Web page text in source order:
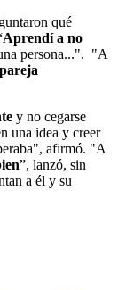
qué
Aprendí a no
persona...". "A
y no cegarse
una idea y creer
afirmó. "A
”, lanzó, sin
a él y su